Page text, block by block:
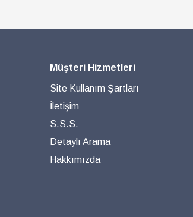
Müşteri Hizmetleri
Site Kullanım Şartları
İletişim
S.S.S.
Detaylı Arama
Hakkımızda